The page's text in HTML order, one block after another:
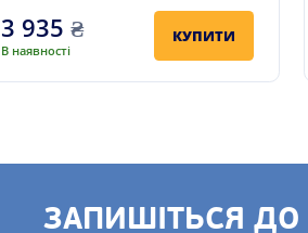
3 935 ₴
В наявності
КУПИТИ
ЗАПИШІТЬСЯ ДО